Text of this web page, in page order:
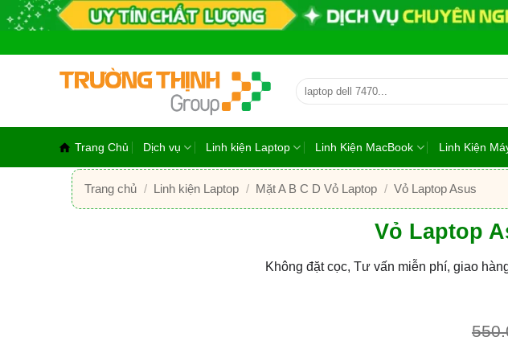
qua
Tìm
kiếm:
Trang Chủ Dịch vụ Linh kiện Laptop Linh Kiện MacBook Linh Kiện
Trang chủ / Linh kiện Laptop / Mặt A B C D Vỏ Laptop / Vỏ Laptop Asus
Vỏ Laptop
Không đặt cọc, Tư vấn miễn phí, giao